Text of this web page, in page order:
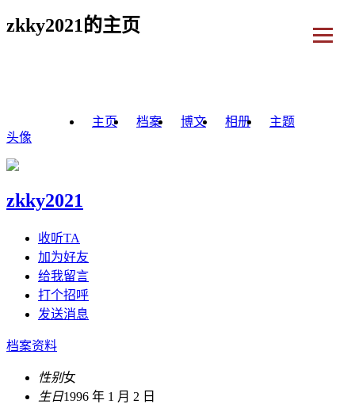
zkky2021的主页
主页 档案 博文 相册
主题
头像
zkky2021
收听TA
加为好友
给我留言
打个招呼
发送消息
档案资料
性别女
生日1996 年 1 月 2 日